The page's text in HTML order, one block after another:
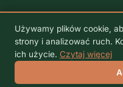
© 2026 ogrodoweabc.eu.
Używamy plików cookie,
strony i analizować ruch.
ich użycie. Czytaj więcej